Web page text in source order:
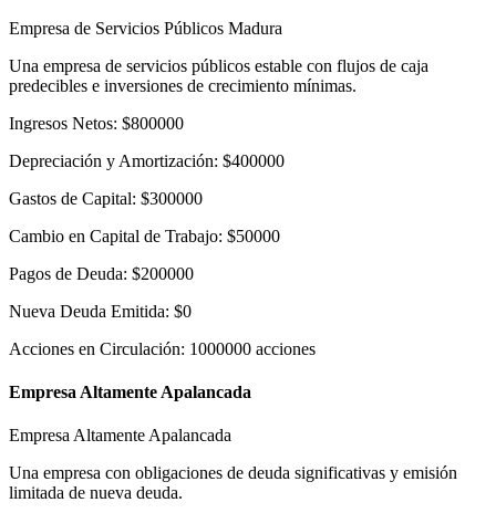
Empresa de Servicios Públicos Madura
Una empresa de servicios públicos estable con flujos de caja
predecibles e inversiones de crecimiento mínimas.
Ingresos Netos: $800000
Depreciación y Amortización: $400000
Gastos de Capital: $300000
Cambio en Capital de Trabajo: $50000
Pagos de Deuda: $200000
Nueva Deuda Emitida: $0
Acciones en Circulación: 1000000 acciones
Empresa Altamente Apalancada
Empresa Altamente Apalancada
Una empresa con obligaciones de deuda significativas y emisión
limitada de nueva deuda.